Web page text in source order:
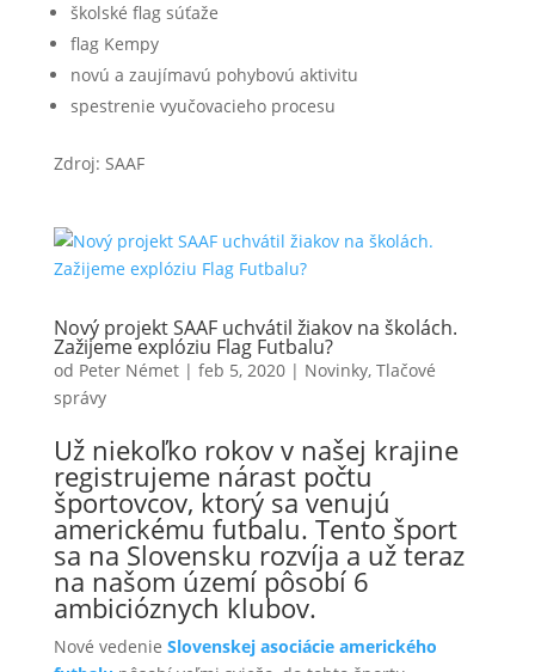
školské flag súťaže
flag Kempy
novú a zaujímavú pohybovú aktivitu
spestrenie vyučovacieho procesu
Zdroj: SAAF
Nový projekt SAAF uchvátil žiakov na školách.
Zažijeme explóziu Flag Futbalu?
od Peter Német| feb 5, 2020| Novinky, Tlačové
správy
Už niekoľko rokov v našej krajine
registrujeme nárast počtu
športovcov, ktorý sa venujú
americkému futbalu. Tento šport
sa na Slovensku rozvíja a už teraz
na našom území pôsobí 6
ambicióznych klubov.
Nové vedenie Slovenskej asociácie amerického